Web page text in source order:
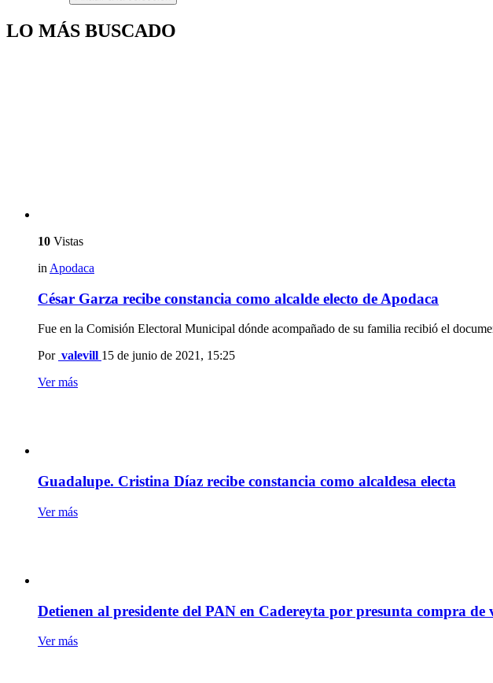
LO MÁS BUSCADO
10 Vistas
in Apodaca
César Garza recibe constancia como alcalde electo de Apodaca
Fue en la Comisión Electoral Municipal dónde acompañado de su familia recibió el
Por valevill 15 de junio de 2021, 15:25
Ver más
Guadalupe. Cristina Díaz recibe constancia como alcaldesa electa
Ver más
Detienen al presidente del PAN en Cadereyta por presunta compra de
Ver más